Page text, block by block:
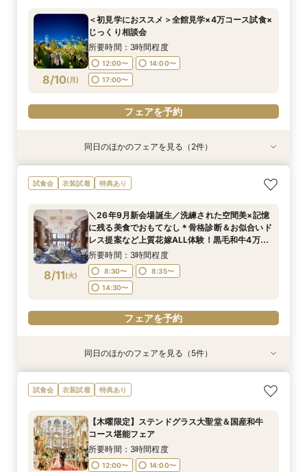
8/10(月)
＜初見学におススメ＞全館見学×4万コース試食×
じっくり相談会
所要時間：3時間程度
12:00〜
14:00〜
17:00〜
フェアを予約
衣装試着 特典あり
8/10(月)
【話題の骨格診断】大聖堂×4万試食！最大130万
優待＆1件目特典
12:00〜
14:00〜
17:00〜
フェアを予約
特典あり
8/10(月)
【LGBTQカップル様へ】ふたりで選ぶ、ふたり
の形◇LGBT検定取得の専属スタッフがご案内◇
所要時間：3時間程度
12:00〜
14:00〜
17:00〜
フェアを予約
同日のほかのフェアを見る（2件）
試食会 衣装試着 特典あり
8/11(火)
＼26年9月新会場誕生／洗練された空間美×記憶
に残る美食でおもてなし＊骨格診断＆お似合いド
レス提案など上質花嫁ALL体験！黒毛和牛4万試
食付
所要時間：3時間程度
8:30〜
8:35〜
14:30〜
フェアを予約
衣装試着 特典あり
8/11(火)
《唯一無二の記憶に残るチャペル演出》ドレス映
え抜群の大聖堂で感動の挙式体験！骨格診断＆お
堪能＊
所要時間：3時間程度
衣装試着 特典あり
8/11(火)
トレンド花嫁に◎SNSで話題の最新マッピング演
出*絶品4万試食付きBIGフェア
8:30〜
8:35〜
14:30〜
衣装試着 特典あり
8/11(火)
＜料理重視の方へ◎＞こだわり抜いた記憶に残る
美食体験◇黒毛和牛4万試食付き！骨格診断＆お
所要時間：3時間程度
14:30〜
衣装試着 特典あり
8/11(火)
【歴史感じる本格大聖堂×洗練された美食】黒毛
和牛4万試食で美食を確認！骨格診断＆お似合い
所要時間：3時間程度
14:30〜
衣装試着 特典あり
8/11(火)
＜初見学に◎＞じっくり相談会×大聖堂×上質会
場×絶品4万試食付きBIGフェア
8:30〜
8:35〜
14:30〜
同日のほかのフェアを見る（5件）
試食会 衣装試着 特典あり
【木曜限定】ステンドグラス大聖堂＆国産和牛
コース堪能フェア
所要時間：3時間程度
12:00〜
14:00〜